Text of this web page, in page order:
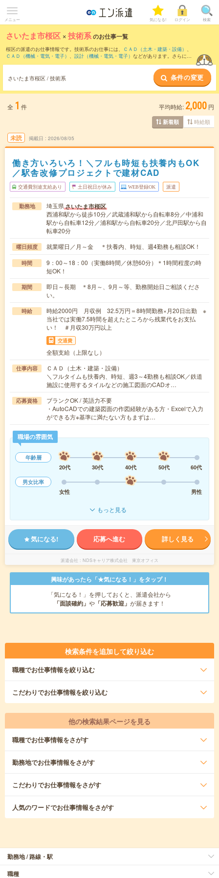
メニュー 気になる! ログイン 検索
さいたま市桜区 ×技術系のお仕事一覧
桜区の派遣のお仕事情報です。技術系のお仕事には、 ＣＡＤ（土木・建築・設備） 、
ＣＡＤ（機械・電気・電子） 、 設計（機械・電気・電子） などがあります。さらに、
さいたま市桜区 / 技術系 条件の変更
全 1 件 平均時給: 2,000 円
新着順 時給順
未読 掲載日 2026/08/05
働き方いろいろ！＼フルも時短も扶養内もOK
／駅舎改修プロジェクトで建材CAD
交通費別途支給あり 土日祝日が休み WEB登録OK 派遣
勤務地 埼玉県さいたま市桜区
西浦和駅から徒歩10分／武蔵浦和駅から自転車8分／中浦和
駅から自転車12分／浦和駅から自転車20分／北戸田駅から自
転車20分
曜日頻度 就業曜日／月～金 ＊扶養内、時短、週4勤務も相談OK！
時間
9：00～18：00（実働8時間／休憩60分）＊1時間程度の時
短OK！
期間
即日～長期 ＊8月～、9月～等、勤務開始日ご相談くださ
い。
時給
時給2000円 月収例 32.5万円＝8時間勤務×月20日出勤 ※
当社では実働7.5時間を超えたところから残業代をお支払
い！ ＃月収30万円以上
交通費
全額支給（上限なし）
仕事内容
ＣＡＤ（土木・建築・設備）
＼フルタイムも扶養内、時短、週3～4勤務も相談OK／鉄道
施設に使用するタイルなどの施工図面のCADオ…
応募資格
ブランクOK / 英語力不要
・AutoCADでの建築図面の作図経験がある方・Excelで入力
ができる方※基準に満たない方もまずは…
職場の雰囲気
年齢層
20代
30代 40代 50代
60代
男女比率
女性
男性
もっと見る
気になる! 応募へ進む 詳しく見る
派遣会社 NDSキャリア株式会社 東京オフィス
興味があったら「★気になる！」をタップ！
「気になる！」を押しておくと、派遣会社から
「面談確約」 や 「応募歓迎」 が届きます！
検索条件を追加して絞り込む
職種でお仕事情報を絞り込む
こだわりでお仕事情報を絞り込む
他の検索結果ページを見る
職種でお仕事情報をさがす
勤務地でお仕事情報をさがす
こだわりでお仕事情報をさがす
人気のワードでお仕事情報をさがす
勤務地 / 路線・駅
職種